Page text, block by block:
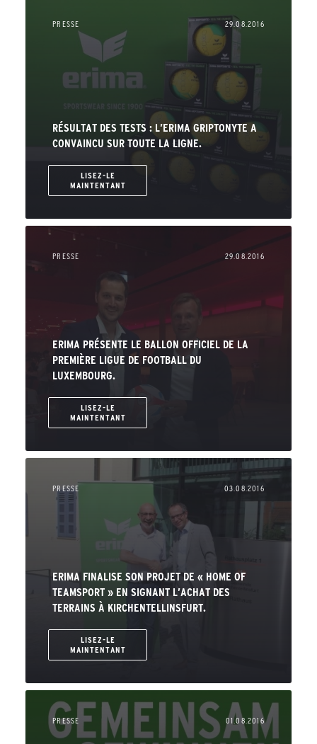
PRESSE 29.08.2016
RÉSULTAT DES TESTS : L’ERIMA GRIPTONYTE A
CONVAINCU SUR TOUTE LA LIGNE.
LISEZ-LE
MAINTENTANT
PRESSE 29.08.2016
ERIMA PRÉSENTE LE BALLON OFFICIEL DE LA
PREMIÈRE LIGUE DE FOOTBALL DU
LUXEMBOURG.
LISEZ-LE
MAINTENTANT
PRESSE 03.08.2016
ERIMA FINALISE SON PROJET DE « HOME OF
TEAMSPORT » EN SIGNANT L’ACHAT DES
TERRAINS À KIRCHENTELLINSFURT.
LISEZ-LE
MAINTENTANT
PRESSE 01.08.2016